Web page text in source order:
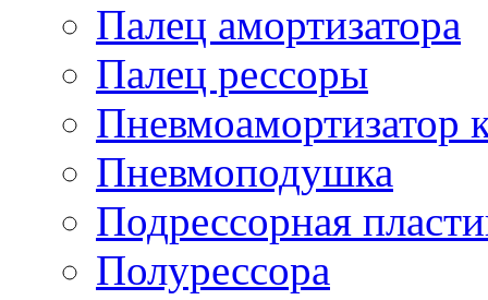
Палец амортизатора
Палец рессоры
Пневмоамортизатор
Пневмоподушка
Подрессорная
Полурессора